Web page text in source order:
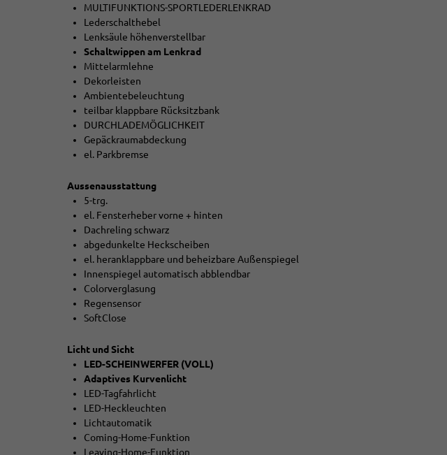
MULTIFUNKTIONS-SPORTLEDERLENKRAD
Lederschalthebel
Lenksäule höhenverstellbar
Schaltwippen am Lenkrad
Mittelarmlehne
Dekorleisten
Ambientebeleuchtung
teilbar klappbare Rücksitzbank
DURCHLADEMÖGLICHKEIT
Gepäckraumabdeckung
el. Parkbremse
Aussenausstattung
5-trg.
el. Fensterheber vorne + hinten
Dachreling schwarz
abgedunkelte Heckscheiben
el. heranklappbare und beheizbare Außenspiegel
Innenspiegel automatisch abblendbar
Colorverglasung
Regensensor
SoftClose
Licht und Sicht
LED-SCHEINWERFER (VOLL)
Adaptives Kurvenlicht
LED-Tagfahrlicht
LED-Heckleuchten
Lichtautomatik
Coming-Home-Funktion
Leaving-Home-Funktion